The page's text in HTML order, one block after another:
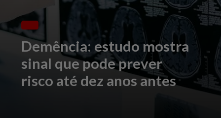
Demência: estudo mostra
sinal que pode prever
risco até dez anos antes